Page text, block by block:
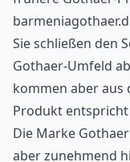
Sie schließen den
Gothaer-Umfeld
kommen aber aus
Produkt
Die Marke
aber zunehmend